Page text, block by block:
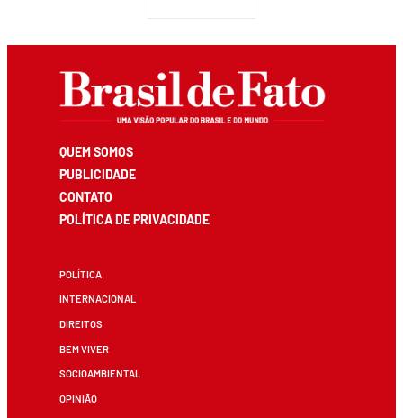
QUEM SOMOS
PUBLICIDADE
CONTATO
POLÍTICA DE PRIVACIDADE
POLÍTICA
INTERNACIONAL
DIREITOS
BEM VIVER
SOCIOAMBIENTAL
OPINIÃO